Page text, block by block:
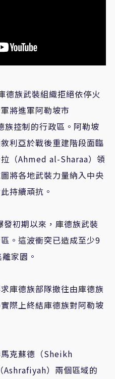
德族武裝組織拒絕依停火
將進軍阿勒坡市
族控制的行政區。阿勒坡
利亞於戰後重建階段面臨
（Ahmed al-Sharaa）領
將各地武裝力量納入中央
持續頑抗。
初期以來，庫德族武裝
。這波衝突已造成至少9
家園。
庫德族部隊撤往由庫德族
際上終結庫德族對阿勒坡
克蘇德（Sheikh
）兩個區域的